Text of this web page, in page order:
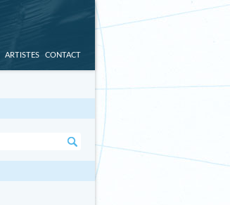
ARTISTES CONTACT